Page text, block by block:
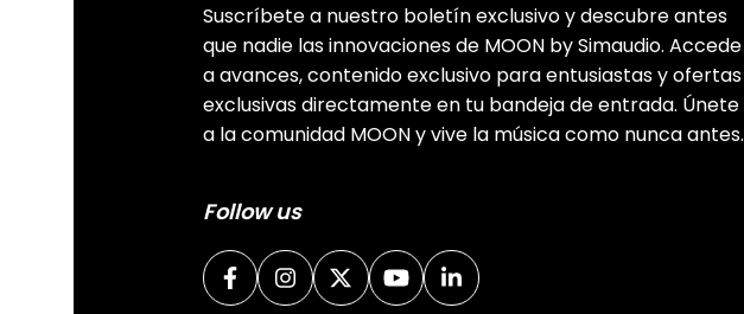
Suscríbete a nuestro boletín exclusivo y descubre antes
que nadie las innovaciones de MOON by Simaudio. Accede
a avances, contenido exclusivo para entusiastas y ofertas
exclusivas directamente en tu bandeja de entrada. Únete
a la comunidad MOON y vive la música como nunca antes.
Follow us